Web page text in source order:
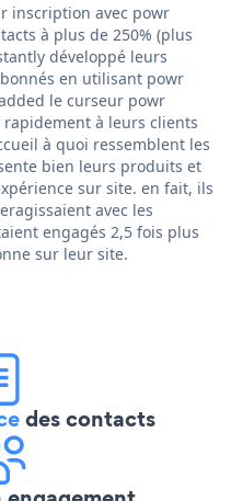
inscription avec powr
à plus de 250% (plus
développé leurs
en utilisant powr
le curseur powr
à leurs clients
à quoi ressemblent les
bien leurs produits et
sur site. en fait, ils
avec les
engagés 2,5 fois plus
sur leur site.
des contacts